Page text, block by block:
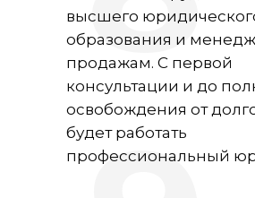
высшего
образования и
продажам. С первой
консультации и до
освобождения от
будет работать
профессиональный